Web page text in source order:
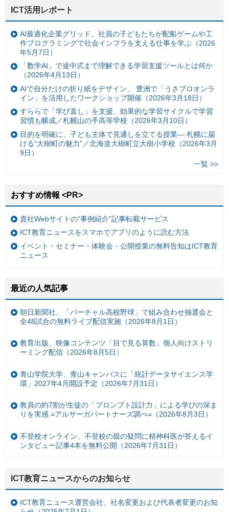
ICT活用レポート
AI最適化企業グリッド、社員の子どもたちが配船ゲームや工
作プログラミングで社会インフラを支える仕事を学ぶ（2026
年5月7日）
「数学AI」で途中式まで理解できる学習支援ツールとは何か
（2026年4月13日）
AIで自分だけの折り紙をデザイン、 豊洲で「うさプロオンラ
イン」を活用したワークショップ開催（2026年3月18日）
すららで「学び直し」を支援、効果的な学習サイクルで学習
習慣も醸成／札幌山の手高等学校（2026年3月10日）
目的を明確に、子ども主体で見通しを立てる授業— 札幌に届
ける“大樹町の魅力”／北海道大樹町立大樹小学校（2026年3月
9日）
一覧 >>
おすすめ情報 <PR>
貴社Webサイトの“事例紹介”記事転載サービス
ICT教育ニュースをスマホでアプリのように読む方法
イベント・セミナー・体験会・公開授業の無料告知はICT教育
ニュース
最近の人気記事
朝日新聞社、「バーチャル高校野球」で組み合わせ抽選会と
全48試合の無料ライブ配信実施（2026年8月1日）
教育出版、映像コンテンツ「目で見る算数」個人向けストリ
ーミング配信（2026年8月5日）
青山学院大学、青山キャンパスに「統計データサイエンス学
環」2027年4月開設予定（2026年7月31日）
教員の約7割が生徒の「プロンプト設計力」による学びの深ま
りを実感 =アルサーガパートナーズ調べ=（2026年8月3日）
不登校オンライン、不登校の親の疑問に精神科医が答えるイ
ンタビュー記事4本を無料公開（2026年7月31日）
ICT教育ニュースからのお知らせ
ICT教育ニュース運営会社、社名変更および代表者変更のお知